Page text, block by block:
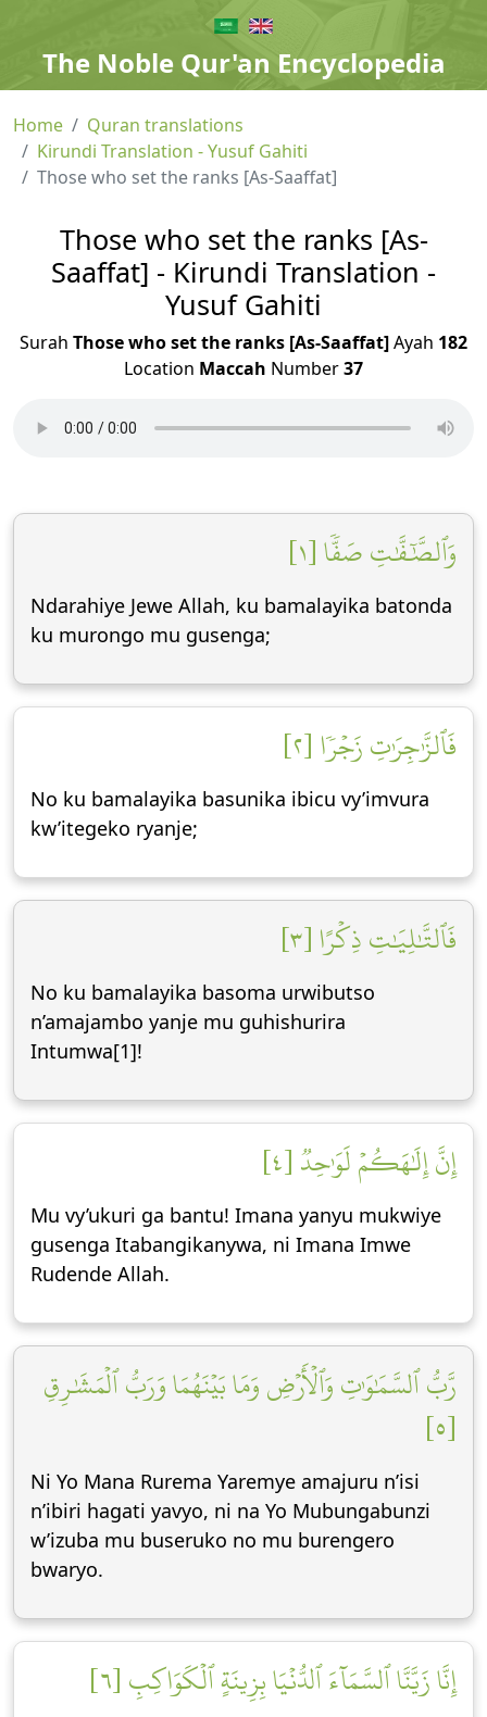
The Noble Qur'an Encyclopedia
Home
Quran translations
Kirundi Translation - Yusuf Gahiti
Those who set the ranks [As-Saaffat]
Those who set the ranks [As-
Saaffat] - Kirundi Translation -
Yusuf Gahiti
Surah Those who set the ranks [As-Saaffat]Ayah 182
Location Maccah Number37
وَٱلصَّٰٓفَّٰتِ صَفّٗا [١]
Ndarahiye Jewe Allah, ku bamalayika batonda
ku murongo mu gusenga;
فَٱلزَّٰجِرَٰتِ زَجۡرٗا [٢]
No ku bamalayika basunika ibicu vy’imvura
kw’itegeko ryanje;
فَٱلتَّٰلِيَٰتِ ذِكۡرًا [٣]
No ku bamalayika basoma urwibutso
n’amajambo yanje mu guhishurira
Intumwa[1]!
إِنَّ إِلَٰهَكُمۡ لَوَٰحِدٞ [٤]
Mu vy’ukuri ga bantu! Imana yanyu mukwiye
gusenga Itabangikanywa, ni Imana Imwe
Rudende Allah.
رَّبُّ ٱلسَّمَٰوَٰتِ وَٱلۡأَرۡضِ وَمَا بَيۡنَهُمَا وَرَبُّ ٱلۡمَشَٰرِقِ
[٥]
Ni Yo Mana Rurema Yaremye amajuru n’isi
n’ibiri hagati yavyo, ni na Yo Mubungabunzi
w’izuba mu buseruko no mu burengero
bwaryo.
إِنَّا زَيَّنَّا ٱلسَّمَآءَ ٱلدُّنۡيَا بِزِينَةٍ ٱلۡكَوَاكِبِ [٦]